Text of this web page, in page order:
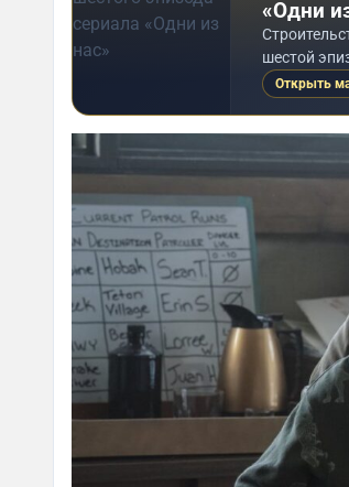
«Одни
шестой
Открыть